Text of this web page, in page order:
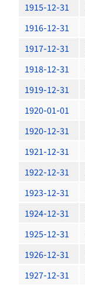
1915-12-31
1916-12-31
1917-12-31
1918-12-31
1919-12-31
1920-01-01
1920-12-31
1921-12-31
1922-12-31
1923-12-31
1924-12-31
1925-12-31
1926-12-31
1927-12-31